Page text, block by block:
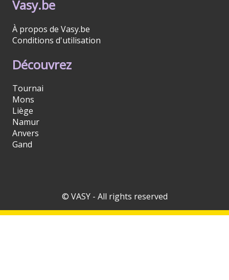
Vasy.be
À propos de Vasy.be
Conditions d'utilisation
Découvrez
Tournai
Mons
Liège
Namur
Anvers
Gand
© VASY - All rights reserved